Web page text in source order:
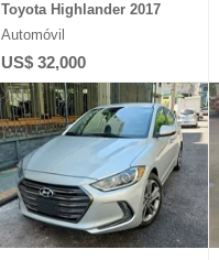
Toyota Highlander 2017
Automóvil
US$ 32,000